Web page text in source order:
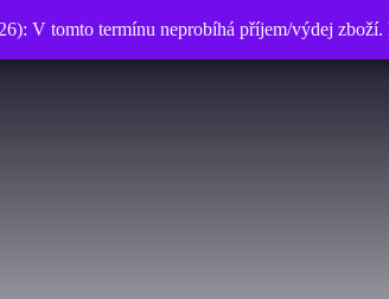
V tomto termínu neprobíhá příjem/výdej
V tomto termínu neprobíhá příjem/výdej